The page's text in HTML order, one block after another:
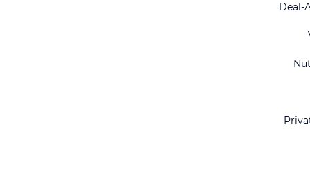
Deal-